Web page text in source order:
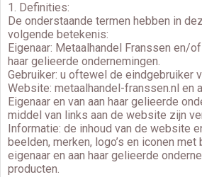
1. Definities:
De onderstaande termen hebben in
volgende betekenis:
Eigenaar: Metaalhandel Franssen en/
haar gelieerde ondernemingen.
Gebruiker: u oftewel de eindgebruiker
Website: metaalhandel-franssen.nl en
Eigenaar en van aan haar gelieerde
middel van links aan de website zijn
Informatie: de inhoud van de website
beelden, merken, logo’s en iconen
eigenaar en aan haar gelieerde
producten.